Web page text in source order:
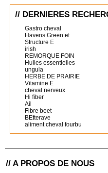
// DERNIERES
Gastro cheval
Havens Green et
Structure E
irish
REMORQUE FOIN
Huiles essentielles
ungula
HERBE DE PRAIRIE
Vitamine E
cheval nerveux
Hi fiber
Ail
Fibre beet
BEtterave
aliment cheval fourbu
// A PROPOS DE NOUS